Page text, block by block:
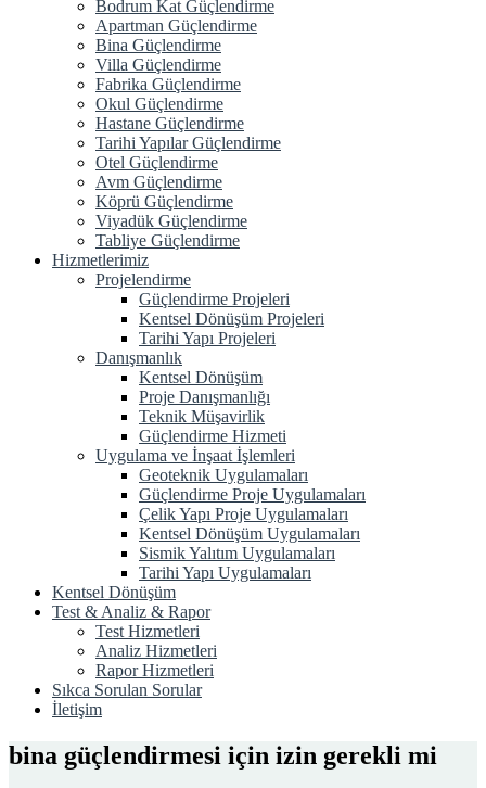
Bodrum Kat Güçlendirme
Apartman Güçlendirme
Bina Güçlendirme
Villa Güçlendirme
Fabrika Güçlendirme
Okul Güçlendirme
Hastane Güçlendirme
Tarihi Yapılar Güçlendirme
Otel Güçlendirme
Avm Güçlendirme
Köprü Güçlendirme
Viyadük Güçlendirme
Tabliye Güçlendirme
Hizmetlerimiz
Projelendirme
Güçlendirme Projeleri
Kentsel Dönüşüm Projeleri
Tarihi Yapı Projeleri
Danışmanlık
Kentsel Dönüşüm
Proje Danışmanlığı
Teknik Müşavirlik
Güçlendirme Hizmeti
Uygulama ve İnşaat İşlemleri
Geoteknik Uygulamaları
Güçlendirme Proje Uygulamaları
Çelik Yapı Proje Uygulamaları
Kentsel Dönüşüm Uygulamaları
Sismik Yalıtım Uygulamaları
Tarihi Yapı Uygulamaları
Kentsel Dönüşüm
Test & Analiz & Rapor
Test Hizmetleri
Analiz Hizmetleri
Rapor Hizmetleri
Sıkca Sorulan Sorular
İletişim
bina güçlendirmesi için izin gerekli mi